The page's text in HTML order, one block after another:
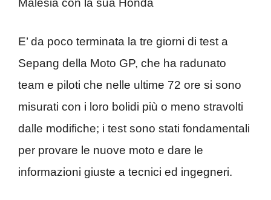
E’ da poco terminata la tre giorni di test a
Sepang della Moto GP, che ha radunato
team e piloti che nelle ultime 72 ore si sono
misurati con i loro bolidi più o meno stravolti
dalle modifiche; i test sono stati fondamentali
per provare le nuove moto e dare le
informazioni giuste a tecnici ed ingegneri.